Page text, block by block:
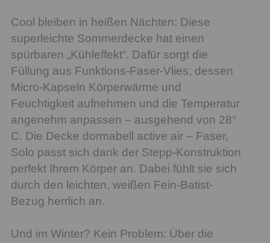
Cool bleiben in heißen Nächten: Diese
superleichte Sommerdecke hat einen
spürbaren „Kühleffekt“. Dafür sorgt die
Füllung aus Funktions-Faser-Vlies, dessen
Micro-Kapseln Körperwärme und
Feuchtigkeit aufnehmen und die Temperatur
angenehm anpassen – ausgehend von 28°
C. Die Decke dormabell active air – Faser,
Solo passt sich dank der Stepp-Konstruktion
perfekt Ihrem Körper an. Dabei fühlt sie sich
durch den leichten, weißen Fein-Batist-
Bezug herrlich an.
Und im Winter? Kein Problem: Über die